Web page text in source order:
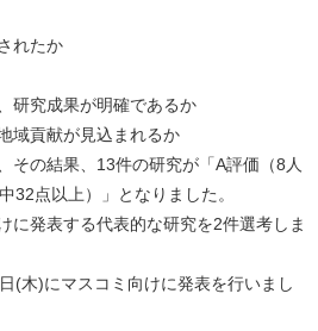
究が実施されたか
研究成果が明確であるか
域貢献が見込まれるか
その結果、13件の研究が「A評価（8人
32点以上）」となりました。
発表する代表的な研究を2件選考しま
(木)にマスコミ向けに発表を行いまし